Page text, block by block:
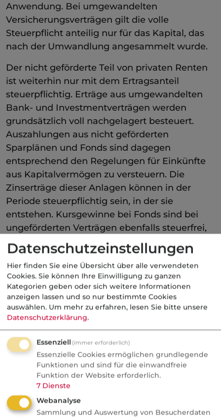
Anwendung. Bei umgewandelten
Versicherungsverträgen gilt die volle
Steuerpflicht anteilig nur für das Kapital, das
nach der Umwandlung angesammelt wurde.
Der nicht geförderte Teil von privaten Renten
ist weiterhin nur mit dem Ertragsanteil
steuerpflichtig. Erträge aus umgewandelten
Bank- und Investmentverträgen werden
grundsätzlich voll nachgelagert besteuert.
Auszahlungen aus nicht geförderten
Sparplänen und Fonds sind dagegen
entsprechend den Regelungen für Einkünfte
aus Kapitalvermögen zu versteuern. Die
Zinserträge dieser Anlagen können in der
Periode steuerpflichtig sein, in der sie
entstehen. Kursgewinne bei Fonds sind bei
ungeförderten Verträgen ebenfalls steuerfrei,
soweit Beiträge bis zum 31.12.2008 geleistet
wurden und wenn diese Anlagen länger als
ein Jahr gehalten werden. Für Fondsanteile,
die seit dem 1.1.2009 erworben wurden,
kommt bei Veräußerung die Abgeltungssteuer
zum Tragen.
Datenschutzeinstellungen
Hier finden Sie eine Übersicht über alle verwendeten
Cookies. Sie können Ihre Einwilligung zu ganzen
Kategorien geben oder sich weitere Informationen
anzeigen lassen und so nur bestimmte Cookies
auswählen. Um mehr zu erfahren, lesen Sie bitte unsere
Datenschutzerklärung.
Essenziell (immer erforderlich)
Essenzielle Cookies ermöglichen grundlegende
Funktionen und sind für die einwandfreie
Funktion der Website erforderlich.
7 Dienste
Webanalyse
Sammlung und Auswertung von Besucherdaten